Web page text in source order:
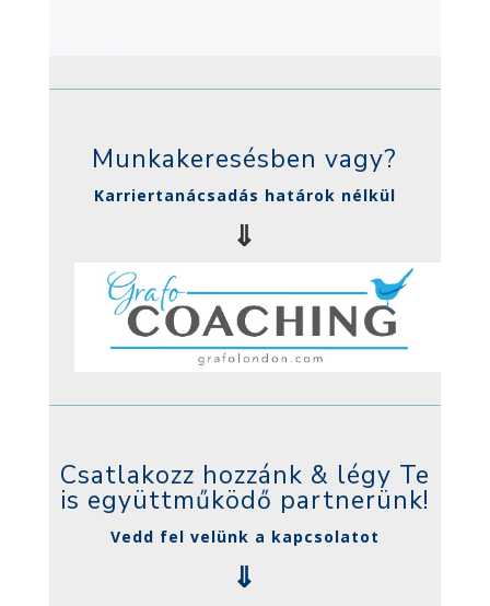
Munkakeresésben vagy?
Karriertanácsadás határok nélkül
⇓
Csatlakozz hozzánk & légy Te
is együttműködő partnerünk!
Vedd fel velünk a kapcsolatot
⇓